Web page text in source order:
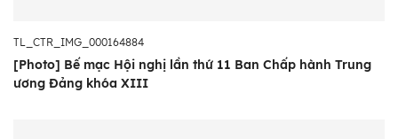
TL_CTR_IMG_000164884
[Photo] Bế mạc Hội nghị lần thứ 11 Ban Chấp hành Trung
ương Đảng khóa XIII